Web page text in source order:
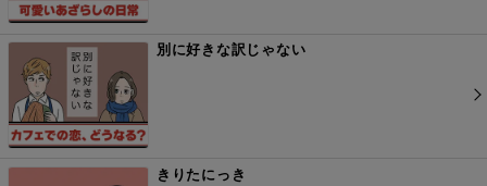
別に好きな訳じゃない
きりたにっき